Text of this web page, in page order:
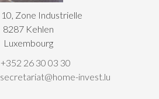
10, Zone Industrielle
8287 Kehlen
Luxembourg
+352 26 30 03 30
secretariat@home-invest.lu